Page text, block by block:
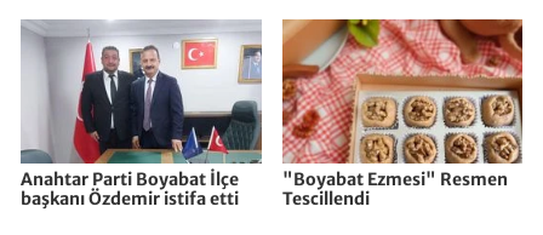
Anahtar Parti Boyabat İlçe
başkanı Özdemir istifa etti
"Boyabat Ezmesi" Resmen
Tescillendi